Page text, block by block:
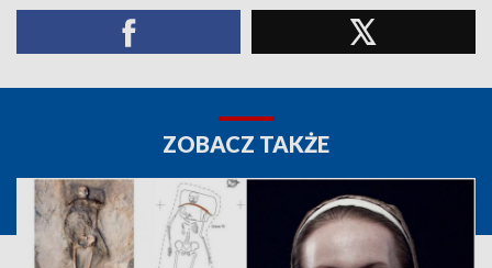
ZOBACZ TAKŻE